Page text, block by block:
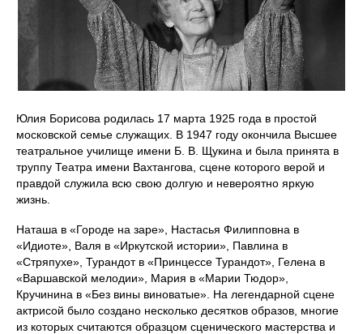
Юлия Борисова родилась 17 марта 1925 года в простой
московской семье служащих. В 1947 году окончила Высшее
театральное училище имени Б. В. Щукина и была принята в
труппу Театра имени Вахтангова, сцене которого верой и
правдой служила всю свою долгую и невероятно яркую
жизнь.
Наташа в «Городе на заре», Настасья Филипповна в
«Идиоте», Валя в «Иркутской истории», Павлина в
«Стряпухе», Турандот в «Принцессе Турандот», Гелена в
«Варшавской мелодии», Мария в «Марии Тюдор»,
Кручинина в «Без вины виноватые». На легендарной сцене
актрисой было создано несколько десятков образов, многие
из которых считаются образцом сценического мастерства и